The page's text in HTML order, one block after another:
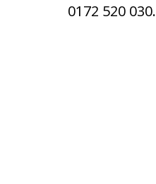
0172 520 030.